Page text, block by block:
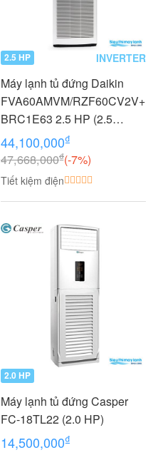
2.5 HP INVERTER
Máy lạnh tủ đứng Daikin
FVA60AMVM/RZF60CV2V+
BRC1E63 2.5 HP (2.5
Ngựa) Inverter 1 Pha
44,100,000₫
47,668,000₫(-7%)
Tiết kiệm điện
2.0 HP
Máy lạnh tủ đứng Casper
FC-18TL22 (2.0 HP)
14,500,000₫